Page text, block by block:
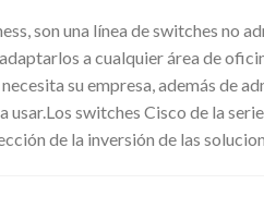
son una línea de switches no
a cualquier área de
su empresa, además de
switches Cisco de la
de la inversión de las